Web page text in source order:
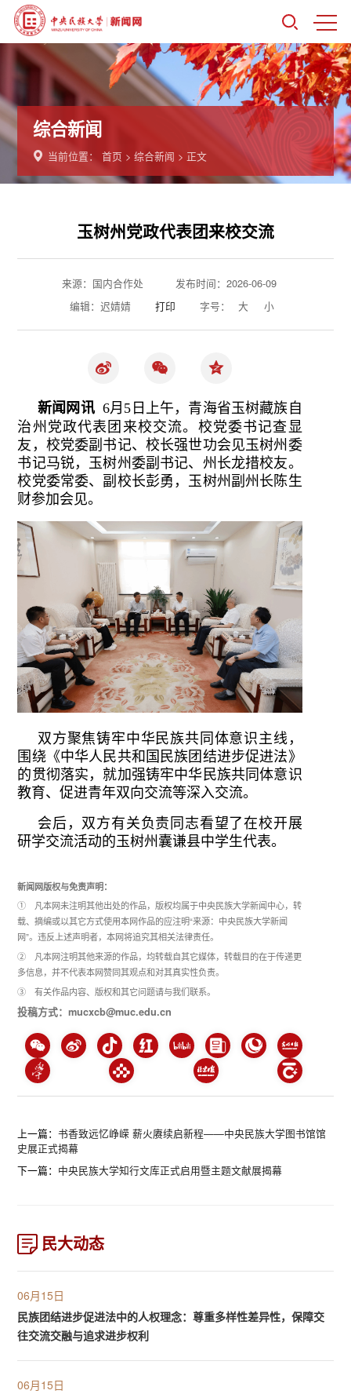
综合新闻
当前位置：首页 >综合新闻 > 正文
玉树州党政代表团来校交流
来源：国内合作处
发布时间：2026-06-09
编辑：迟婧婧
打印 字号： 大 小
新闻网讯6月5日上午，青海省玉树藏族自
治州党政代表团来校交流。校党委书记查显
友，校党委副书记、校长强世功会见玉树州委
书记马锐，玉树州委副书记、州长龙措校友。
校党委常委、副校长彭勇，玉树州副州长陈生
财参加会见。
双方聚焦铸牢中华民族共同体意识主线，
围绕《中华人民共和国民族团结进步促进法》
的贯彻落实，就加强铸牢中华民族共同体意识
教育、促进青年双向交流等深入交流。
会后，双方有关负责同志看望了在校开展
研学交流活动的玉树州囊谦县中学生代表。
新闻网版权与免责声明：
① 凡本网未注明其他出处的作品，版权均属于中央民族大学新闻中心，转
载、摘编或以其它方式使用本网作品的应注明“来源：中央民族大学新闻
网”。违反上述声明者，本网将追究其相关法律责任。
② 凡本网注明其他来源的作品，均转载自其它媒体，转载目的在于传递更
多信息，并不代表本网赞同其观点和对其真实性负责。
③ 有关作品内容、版权和其它问题请与我们联系。
投稿方式：mucxcb@muc.edu.cn
上一篇：书香致远忆峥嵘 薪火赓续启新程——中央民族大学图书馆馆
史展正式揭幕
下一篇： 中央民族大学知行文库正式启用暨主题文献展揭幕
民大动态
06月15日
民族团结进步促进法中的人权理念：尊重多样性差异性，保障交
往交流交融与追求进步权利
06月15日